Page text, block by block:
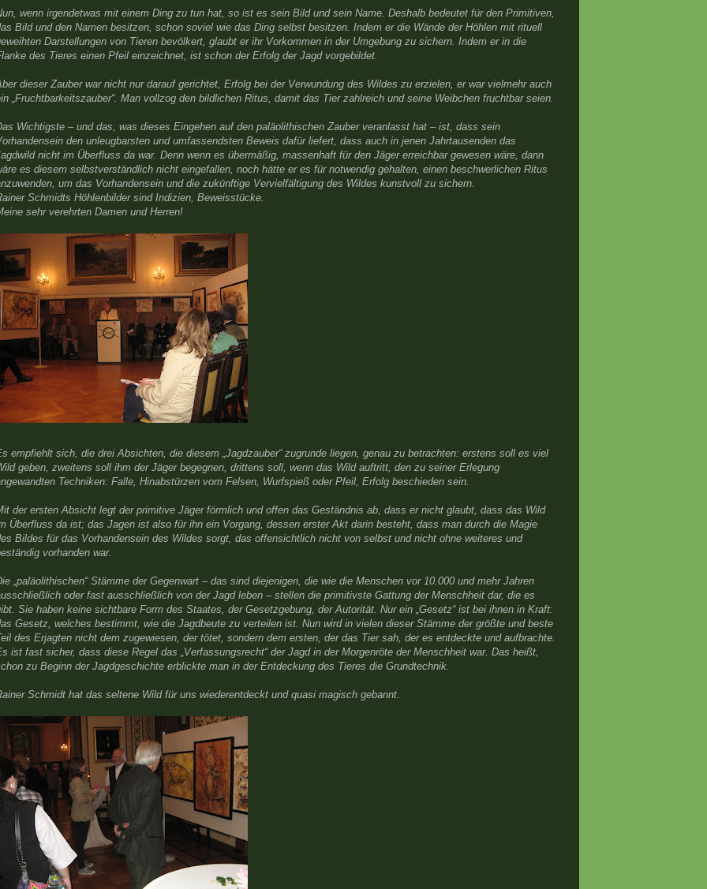
wenn irgendetwas mit einem Ding zu tun hat, so ist es sein Bild und sein Name. Deshalb bedeutet für den Primitiven,
Bild und den Namen besitzen, schon soviel wie das Ding selbst besitzen. Indem er die Wände der Höhlen mit rituell
Darstellungen von Tieren bevölkert, glaubt er ihr Vorkommen in der Umgebung zu sichern. Indem er in die
des Tieres einen Pfeil einzeichnet, ist schon der Erfolg der Jagd vorgebildet.
dieser Zauber war nicht nur darauf gerichtet, Erfolg bei der Verwundung des Wildes zu erzielen, er war vielmehr auch
„Fruchtbarkeitszauber“. Man vollzog den bildlichen Ritus, damit das Tier zahlreich und seine Weibchen fruchtbar seien.
Wichtigste – und das, was dieses Eingehen auf den paläolithischen Zauber veranlasst hat – ist, dass sein
den unleugbarsten und umfassendsten Beweis dafür liefert, dass auch in jenen Jahrtausenden das
nicht im Überfluss da war. Denn wenn es übermäßig, massenhaft für den Jäger erreichbar gewesen wäre, dann
es diesem selbstverständlich nicht eingefallen, noch hätte er es für notwendig gehalten, einen beschwerlichen Ritus
um das Vorhandensein und die zukünftige Vervielfältigung des Wildes kunstvoll zu sichern.
Schmidts Höhlenbilder sind Indizien, Beweisstücke.
sehr verehrten Damen und Herren!
empfiehlt sich, die drei Absichten, die diesem „Jagdzauber“ zugrunde liegen, genau zu betrachten: erstens soll es viel
geben, zweitens soll ihm der Jäger begegnen, drittens soll, wenn das Wild auftritt, den zu seiner Erlegung
Techniken: Falle, Hinabstürzen vom Felsen, Wurfspieß oder Pfeil, Erfolg beschieden sein.
der ersten Absicht legt der primitive Jäger förmlich und offen das Geständnis ab, dass er nicht glaubt, dass das Wild
Überfluss da ist; das Jagen ist also für ihn ein Vorgang, dessen erster Akt darin besteht, dass man durch die Magie
Bildes für das Vorhandensein des Wildes sorgt, das offensichtlich nicht von selbst und nicht ohne weiteres und
vorhanden war.
„paläolithischen“ Stämme der Gegenwart – das sind diejenigen, die wie die Menschen vor 10.000 und mehr Jahren
oder fast ausschließlich von der Jagd leben – stellen die primitivste Gattung der Menschheit dar, die es
Sie haben keine sichtbare Form des Staates, der Gesetzgebung, der Autorität. Nur ein „Gesetz“ ist bei ihnen in Kraft:
Gesetz, welches bestimmt, wie die Jagdbeute zu verteilen ist. Nun wird in vielen dieser Stämme der größte und beste
des Erjagten nicht dem zugewiesen, der tötet, sondern dem ersten, der das Tier sah, der es entdeckte und aufbrachte.
ist fast sicher, dass diese Regel das „Verfassungsrecht“ der Jagd in der Morgenröte der Menschheit war. Das heißt,
zu Beginn der Jagdgeschichte erblickte man in der Entdeckung des Tieres die Grundtechnik.
Schmidt hat das seltene Wild für uns wiederentdeckt und quasi magisch gebannt.